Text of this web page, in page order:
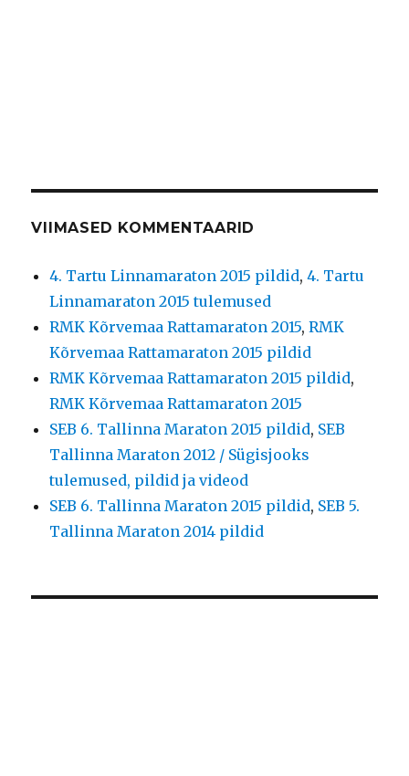
VIIMASED KOMMENTAARID
4. Tartu Linnamaraton 2015 pildid,4. Tartu
Linnamaraton 2015 tulemused
RMK Kõrvemaa Rattamaraton 2015,RMK
Kõrvemaa Rattamaraton 2015 pildid
RMK Kõrvemaa Rattamaraton 2015 pildid,
RMK Kõrvemaa Rattamaraton 2015
SEB 6. Tallinna Maraton 2015 pildid, SEB
Tallinna Maraton 2012 / Sügisjooks
tulemused, pildid ja videod
SEB 6. Tallinna Maraton 2015 pildid, SEB 5.
Tallinna Maraton 2014 pildid